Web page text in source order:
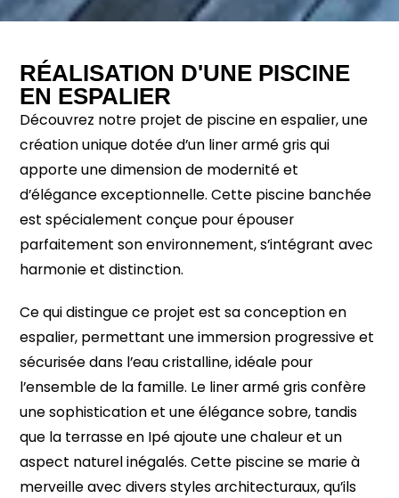
RÉALISATION D'UNE PISCINE
EN ESPALIER
Découvrez notre projet de piscine en espalier, une
création unique dotée d’un liner armé gris qui
apporte une dimension de modernité et
d’élégance exceptionnelle. Cette piscine banchée
est spécialement conçue pour épouser
parfaitement son environnement, s’intégrant avec
harmonie et distinction.
Ce qui distingue ce projet est sa conception en
espalier, permettant une immersion progressive et
sécurisée dans l’eau cristalline, idéale pour
l’ensemble de la famille. Le liner armé gris confère
une sophistication et une élégance sobre, tandis
que la terrasse en Ipé ajoute une chaleur et un
aspect naturel inégalés. Cette piscine se marie à
merveille avec divers styles architecturaux, qu’ils